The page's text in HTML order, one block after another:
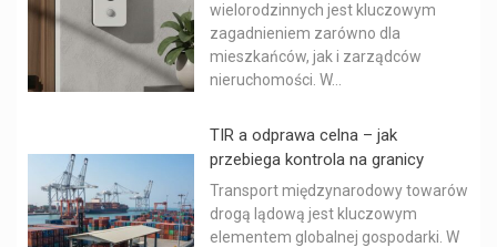
wielorodzinnych jest kluczowym
zagadnieniem zarówno dla
mieszkańców, jak i zarządców
nieruchomości. W...
TIR a odprawa celna – jak
przebiega kontrola na granicy
Transport międzynarodowy towarów
drogą lądową jest kluczowym
elementem globalnej gospodarki. W